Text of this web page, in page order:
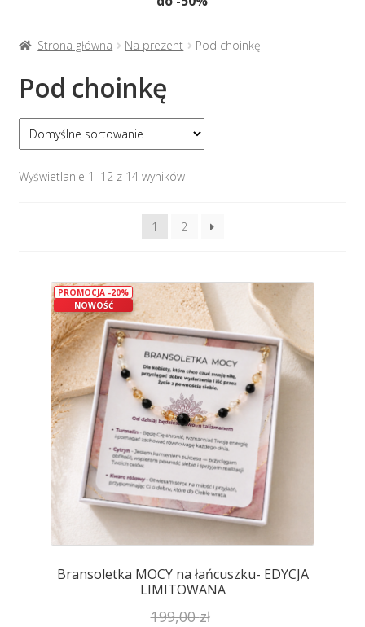
Bransoletki
Na prezent
Strona główna Na prezent Pod choinkę
Pod choinkę
Wyświetlanie 1–12 z 14 wyników
1 2
NOWOŚĆ
PROMOCJA -20%
Bransoletka MOCY na łańcuszku- EDYCJA
LIMITOWANA
199,00zł